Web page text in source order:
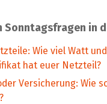
Sonntagsfragen in
Wie viel Watt
hat euer Netzteil?
Versicherung: Wie